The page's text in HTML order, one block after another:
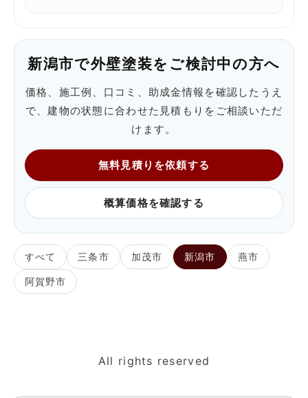
新潟市で外壁塗装をご検討中の方へ
価格、施工例、口コミ、助成金情報を確認したうえ
で、建物の状態に合わせた見積もりをご相談いただ
けます。
無料見積りを依頼する
概算価格を確認する
すべて 三条市 加茂市 新潟市 燕市
阿賀野市
All rights reserved